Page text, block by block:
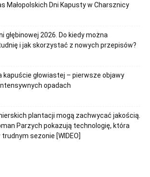
Małopolskich Dni Kapusty w Charsznicy
głębinowej 2026. Do kiedy można
i jak skorzystać z nowych przepisów?
kapuście głowiastej – pierwsze objawy
opadach
plantacji mogą zachwycać jakością.
Parzych pokazują technologię, która
sezonie [WIDEO]